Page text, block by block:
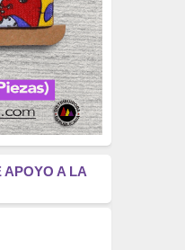
APOYO A LA